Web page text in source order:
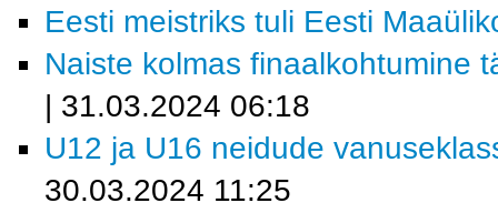
Eesti meistriks tuli Eesti
Naiste kolmas finaalkohtumine
| 31.03.2024 06:18
U12 ja U16 neidude
30.03.2024 11:25